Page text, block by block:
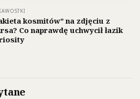
kosmitów” na zdjęciu z
Co naprawdę uchwycił łazik